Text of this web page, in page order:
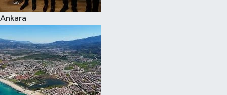
Ankara
Kadın
Kim kimdir?
Kültür Sanat
Sağlık